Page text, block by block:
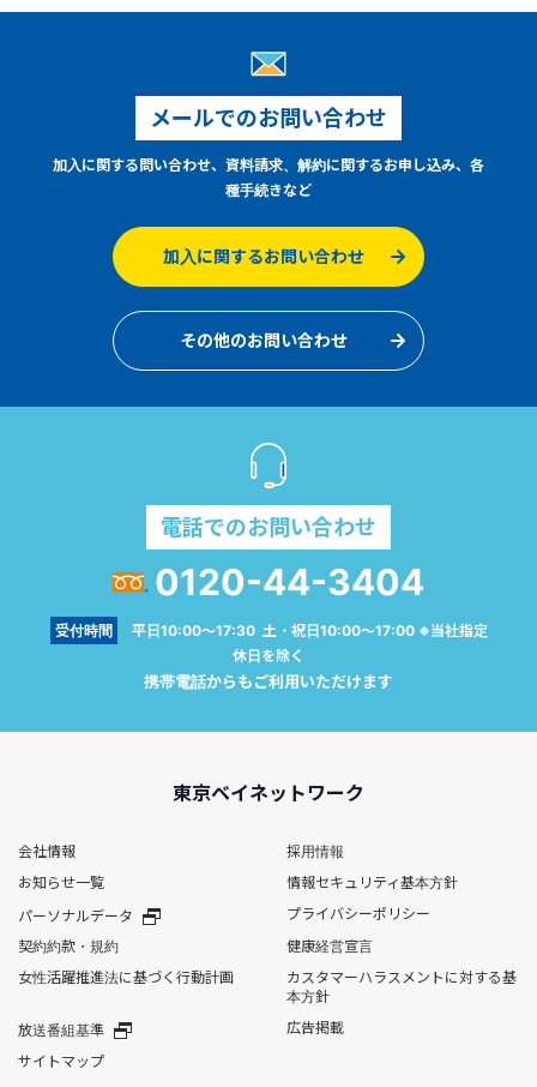
メールでのお問い合わせ
加入に関する問い合わせ、資料請求、解約に関するお申し込み、各
種手続きなど
加入に関するお問い合わせ
その他のお問い合わせ
電話でのお問い合わせ
0120-44-3404
受付時間
平日10:00～17:30 土・祝日10:00～17:00 ※当社指定
休日を除く
携帯電話からもご利用いただけます
東京ベイネットワーク
会社情報
採用情報
お知らせ一覧
情報セキュリティ基本方針
パーソナルデータ
プライバシーポリシー
契約約款・規約
健康経営宣言
女性活躍推進法に基づく行動計画
カスタマーハラスメントに対する基
本方針
放送番組基準
広告掲載
サイトマップ